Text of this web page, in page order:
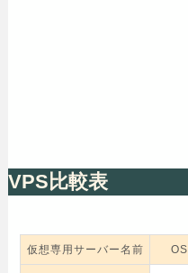
VPS比較表
仮想専用サーバー名前 OS